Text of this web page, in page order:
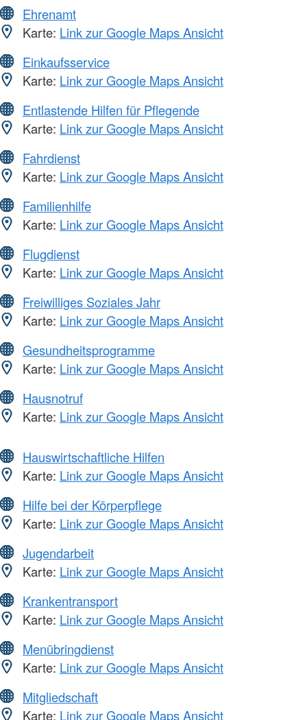
Ehrenamt
Karte: Link zur Google Maps Ansicht
Einkaufsservice
Karte: Link zur Google Maps Ansicht
Entlastende Hilfen für Pflegende
Karte: Link zur Google Maps Ansicht
Fahrdienst
Karte: Link zur Google Maps Ansicht
Familienhilfe
Karte: Link zur Google Maps Ansicht
Flugdienst
Karte: Link zur Google Maps Ansicht
Freiwilliges Soziales Jahr
Karte: Link zur Google Maps Ansicht
Gesundheitsprogramme
Karte: Link zur Google Maps Ansicht
Hausnotruf
Karte: Link zur Google Maps Ansicht
Hauswirtschaftliche Hilfen
Karte: Link zur Google Maps Ansicht
Hilfe bei der Körperpflege
Karte: Link zur Google Maps Ansicht
Jugendarbeit
Karte: Link zur Google Maps Ansicht
Krankentransport
Karte: Link zur Google Maps Ansicht
Menübringdienst
Karte: Link zur Google Maps Ansicht
Mitgliedschaft
Karte: Link zur Google Maps Ansicht